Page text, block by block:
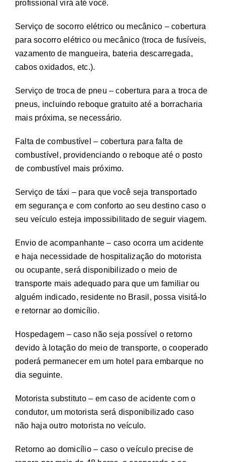
profissional virá até você.
Serviço de socorro elétrico ou mecânico – cobertura
para socorro elétrico ou mecânico (troca de fusíveis,
vazamento de mangueira, bateria descarregada,
cabos oxidados, etc.).
Serviço de troca de pneu – cobertura para a troca de
pneus, incluindo reboque gratuito até a borracharia
mais próxima, se necessário.
Falta de combustível – cobertura para falta de
combustível, providenciando o reboque até o posto
de combustível mais próximo.
Serviço de táxi – para que você seja transportado
em segurança e com conforto ao seu destino caso o
seu veículo esteja impossibilitado de seguir viagem.
Envio de acompanhante – caso ocorra um acidente
e haja necessidade de hospitalização do motorista
ou ocupante, será disponibilizado o meio de
transporte mais adequado para que um familiar ou
alguém indicado, residente no Brasil, possa visitá-lo
e retornar ao domicílio.
Hospedagem – caso não seja possível o retorno
devido à lotação do meio de transporte, o cooperado
poderá permanecer em um hotel para embarque no
dia seguinte.
Motorista substituto – em caso de acidente com o
condutor, um motorista será disponibilizado caso
não haja outro motorista no veículo.
Retorno ao domicílio – caso o veículo precise de